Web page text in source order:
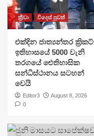
ක්‍රීඩා විදෙස් පුවත්
එක්දින ජාත්‍යන්තර ක්‍රිකට්
ඉතිහාසයේ 5000 වැනි
තරගයේ ඓතිහාසික
සන්ධිස්ථානය සටහන්
වෙයි
Editor3
August 8, 2026
0